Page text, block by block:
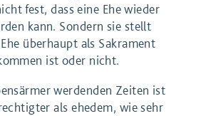
fest, dass eine Ehe wieder
kann. Sondern sie stellt
überhaupt als Sakrament
ist oder nicht.
werdenden Zeiten ist
als ehedem, wie sehr